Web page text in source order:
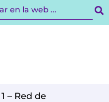
– Red de